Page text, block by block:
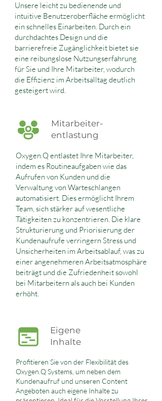
Unsere leicht zu bedienende und
intuitive Benutzeroberfläche ermöglicht
ein schnelles Einarbeiten. Durch ein
durchdachtes Design und die
barrierefreie Zugänglichkeit bietet sie
eine reibungslose Nutzungserfahrung
für Sie und Ihre Mitarbeiter, wodurch
die Effizienz im Arbeitsalltag deutlich
gesteigert wird.
Mitarbeiter-
entlastung
Oxygen.Q entlastet Ihre Mitarbeiter,
indem es Routineaufgaben wie das
Aufrufen von Kunden und die
Verwaltung von Warteschlangen
automatisiert. Dies ermöglicht Ihrem
Team, sich stärker auf wesentliche
Tätigkeiten zu konzentrieren. Die klare
Strukturierung und Priorisierung der
Kundenaufrufe verringern Stress und
Unsicherheiten im Arbeitsablauf, was zu
einer angenehmeren Arbeitsatmosphäre
beiträgt und die Zufriedenheit sowohl
bei Mitarbeitern als auch bei Kunden
erhöht.
Eigene
Inhalte
Profitieren Sie von der Flexibilität des
Oxygen.Q Systems, um neben dem
Kundenaufruf und unseren Content
Angeboten auch eigene Inhalte zu